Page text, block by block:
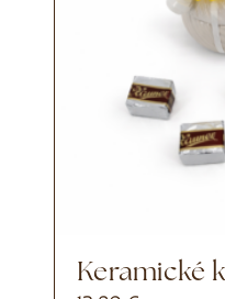
Keramické